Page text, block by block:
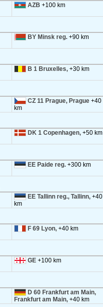
AZB +100 km
BY Minsk reg. +90 km
B 1 Bruxelles, +30 km
CZ 11 Prague, Prague +40
km
DK 1 Copenhagen, +50 km
EE Paide reg. +300 km
EE Tallinn reg., Tallinn, +40
km
F 69 Lyon, +40 km
GE +100 km
D 60 Frankfurt am Main,
Frankfurt am Main, +40 km